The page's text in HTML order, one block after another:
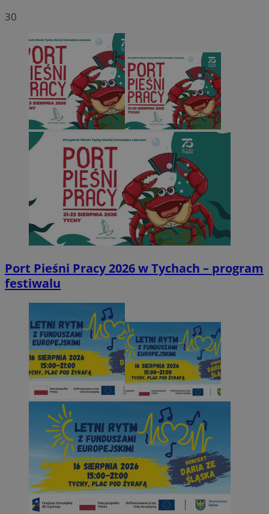
30
Port Pieśni Pracy 2026 w Tychach – program
festiwalu